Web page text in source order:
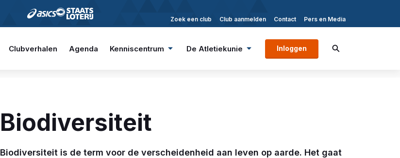
Zoek een club Club aanmelden Contact Pers en Media
Clubverhalen Agenda Kenniscentrum De Atletiekunie Inloggen
Biodiversiteit
Biodiversiteit is de term voor de verscheidenheid aan leven op aarde. Het gaat